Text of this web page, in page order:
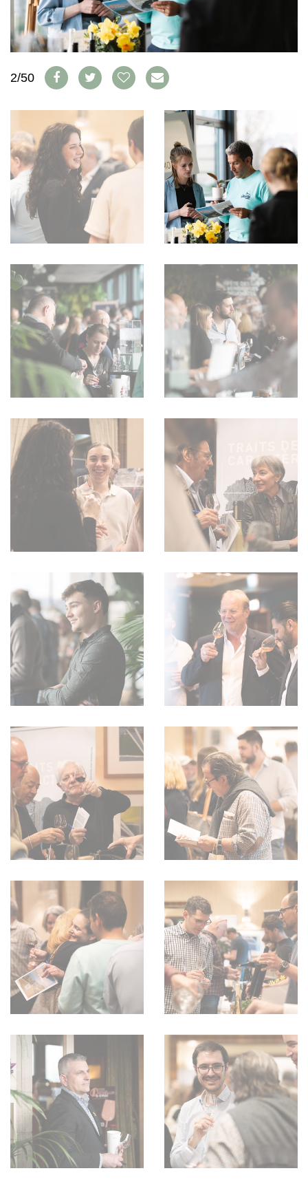
ABO
AUSGABE
ARCHIV
VORTEILSWELT
BÜCHER
WEINSZENE
PORTRAITS
VINOPHILES
ANMELDEN
AWARDS
GEWINNSPIELE
VORTEILSWELT
TRINKREIFETABELLE
WEINSUCHE
NEWSLETTER
WINE TRADE CLUB
REDAKTION
JOBS
WERBUNG
IMPRESSUM
AGB & DATENSCHUTZ
FAQ
2/50